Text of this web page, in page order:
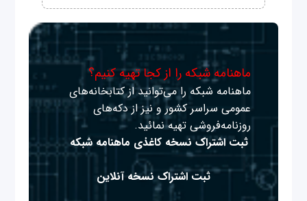
ماهنامه شبکه را از کجا تهیه کنیم؟
ماهنامه شبکه را می‌توانید از کتابخانه‌های
عمومی سراسر کشور و نیز از دکه‌های
روزنامه‌فروشی تهیه نمائید.
ثبت اشتراک نسخه کاغذی ماهنامه شبکه
ثبت اشتراک نسخه آنلاین